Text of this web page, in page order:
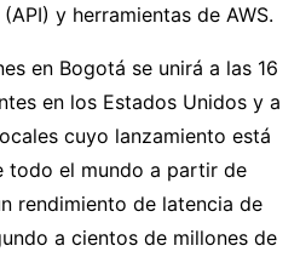
y herramientas de AWS.
en Bogotá se unirá a las 16
en los Estados Unidos y a
cuyo lanzamiento está
todo el mundo a partir de
rendimiento de latencia de
a cientos de millones de